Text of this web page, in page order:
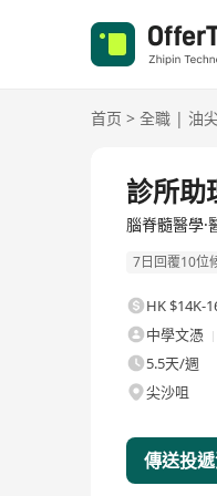
首页 > 全職 | 油
診所助
腦脊髓醫學·
7日回覆10位
HK $14K-
中學文憑
5.5天/週
尖沙咀
傳送投